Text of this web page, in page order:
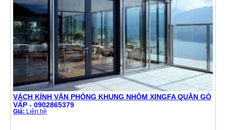
VÁCH KÍNH VĂN PHÒNG KHUNG NHÔM XINGFA QUẬN GÒ
VẤP - 0902865379
Giá: Liên hệ